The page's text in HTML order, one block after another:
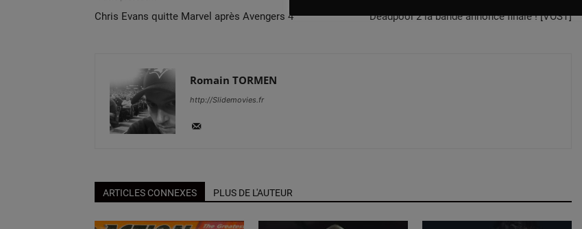
Chris Evans quitte Marvel après Avengers 4 Deadpool 2 la bande annonce finale ! [VOST]
Romain TORMEN
http://Slidemovies.fr
ARTICLES CONNEXES PLUS DE L'AUTEUR